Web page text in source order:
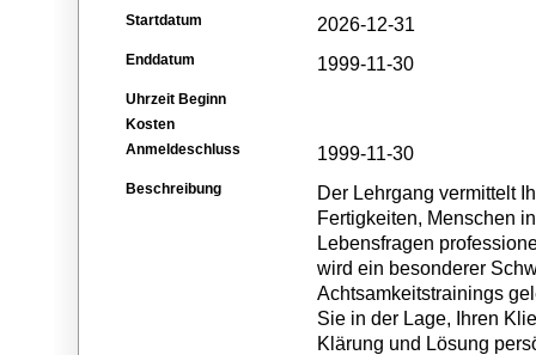
Startdatum 2026-12-31
Enddatum 1999-11-30
Uhrzeit Beginn
Kosten
Anmeldeschluss
1999-11-30
Beschreibung
Der Lehrgang vermittelt
Fertigkeiten, Menschen
Lebensfragen
wird ein besonderer
Achtsamkeitstrainings
Sie in der Lage, Ihren
Klärung und Lösung